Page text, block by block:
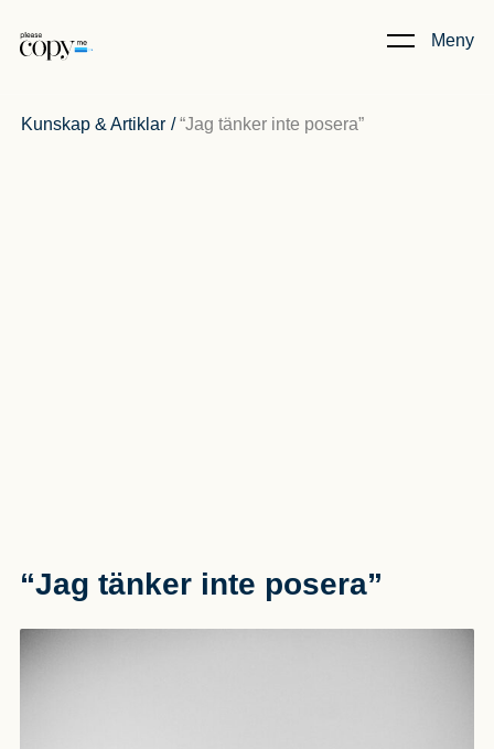
Meny
Kunskap & Artiklar /“Jag tänker inte posera”
“Jag tänker inte posera”